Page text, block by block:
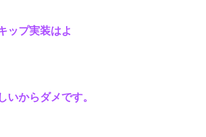
ップ実装はよ
からダメです。